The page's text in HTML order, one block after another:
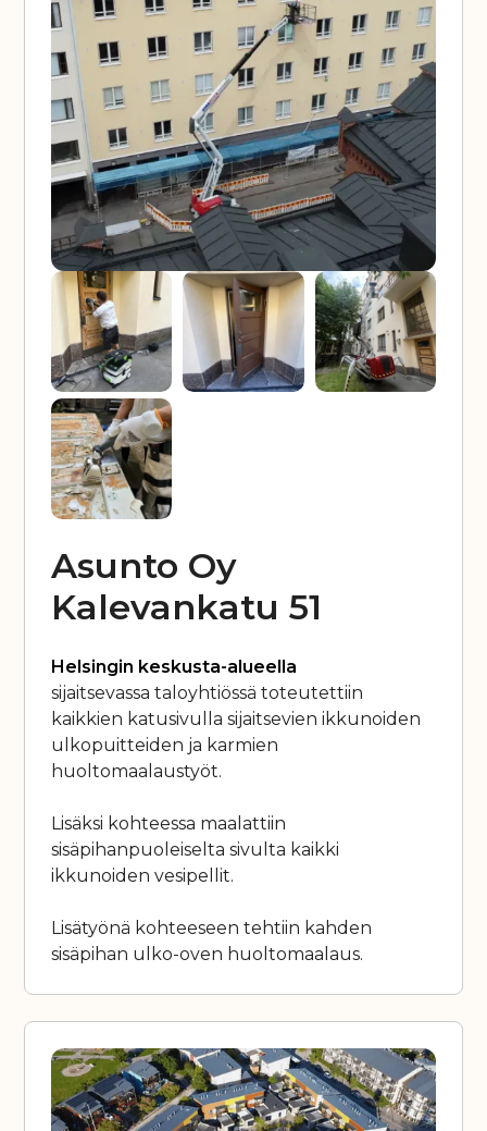
Asunto Oy
Kalevankatu 51
Helsingin keskusta-alueella
sijaitsevassa taloyhtiössä toteutettiin
kaikkien katusivulla sijaitsevien ikkunoiden
ulkopuitteiden ja karmien
huoltomaalaustyöt.
Lisäksi kohteessa maalattiin
sisäpihanpuoleiselta sivulta kaikki
ikkunoiden vesipellit.
Lisätyönä kohteeseen tehtiin kahden
sisäpihan ulko-oven huoltomaalaus.